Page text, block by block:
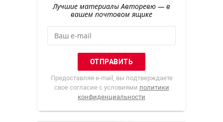
Лучшие материалы Авторевю — в
вашем почтовом ящике
Предоставляя e-mail, вы подтверждаете
свое согласие с условиями политики
конфиденциальности